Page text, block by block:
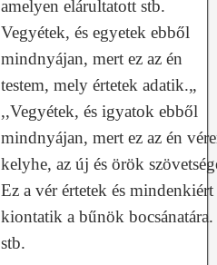
amelyen elárultatott stb.
Vegyétek, és egyetek ebből
mindnyájan, mert ez az én
testem, mely értetek adatik.„
,,Vegyétek, és igyatok ebből
mindnyájan, mert ez az én
kelyhe, az új és örök
Ez a vér értetek és mindenkiért
kiontatik a bűnök bocsánatára.
stb.